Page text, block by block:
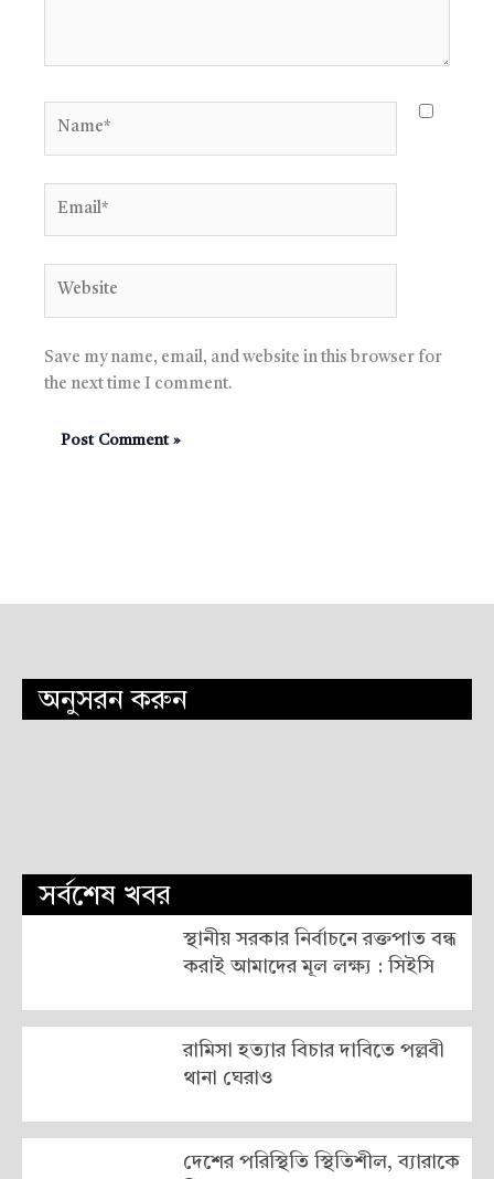
Save my name, email, and website in this browser for
the next time I comment.
অনুসরন করুন
সর্বশেষ খবর
স্থানীয় সরকার নির্বাচনে রক্তপাত বন্ধ
করাই আমাদের মূল লক্ষ্য : সিইসি
রামিসা হত্যার বিচার দাবিতে পল্লবী
থানা ঘেরাও
দেশের পরিস্থিতি স্থিতিশীল, ব্যারাকে